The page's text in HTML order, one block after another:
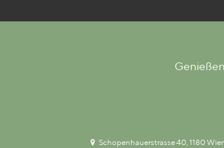
Schopenhauerstrasse 40, 1180